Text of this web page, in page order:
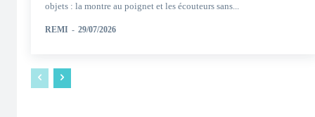
objets : la montre au poignet et les écouteurs sans...
REMI - 29/07/2026